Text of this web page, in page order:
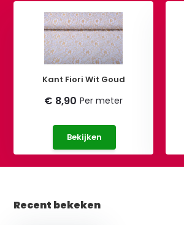
Kant Fiori Wit Goud
€ 8,90 Per meter
Bekijken
Recent bekeken